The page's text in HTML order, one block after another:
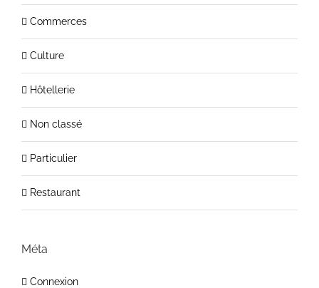
Commerces
Culture
Hôtellerie
Non classé
Particulier
Restaurant
Méta
Connexion